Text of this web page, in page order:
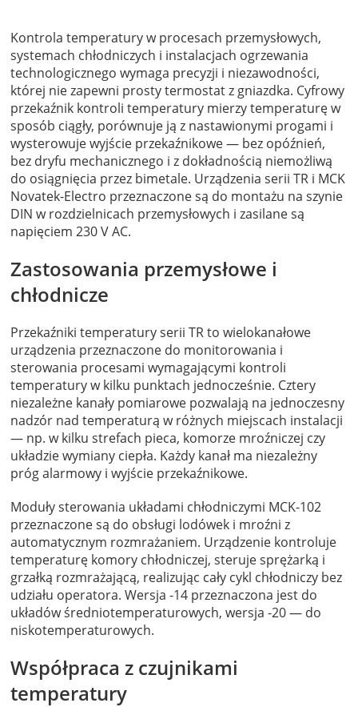
Kontrola temperatury w procesach przemysłowych,
systemach chłodniczych i instalacjach ogrzewania
technologicznego wymaga precyzji i niezawodności,
której nie zapewni prosty termostat z gniazdka. Cyfrowy
przekaźnik kontroli temperatury mierzy temperaturę w
sposób ciągły, porównuje ją z nastawionymi progami i
wysterowuje wyjście przekaźnikowe — bez opóźnień,
bez dryfu mechanicznego i z dokładnością niemożliwą
do osiągnięcia przez bimetale. Urządzenia serii TR i MCK
Novatek-Electro przeznaczone są do montażu na szynie
DIN w rozdzielnicach przemysłowych i zasilane są
napięciem 230 V AC.
Zastosowania przemysłowe i
chłodnicze
Przekaźniki temperatury serii TR to wielokanałowe
urządzenia przeznaczone do monitorowania i
sterowania procesami wymagającymi kontroli
temperatury w kilku punktach jednocześnie. Cztery
niezależne kanały pomiarowe pozwalają na jednoczesny
nadzór nad temperaturą w różnych miejscach instalacji
— np. w kilku strefach pieca, komorze mroźniczej czy
układzie wymiany ciepła. Każdy kanał ma niezależny
próg alarmowy i wyjście przekaźnikowe.
Moduły sterowania układami chłodniczymi MCK-102
przeznaczone są do obsługi lodówek i mroźni z
automatycznym rozmrażaniem. Urządzenie kontroluje
temperaturę komory chłodniczej, steruje sprężarką i
grzałką rozmrażającą, realizując cały cykl chłodniczy bez
udziału operatora. Wersja -14 przeznaczona jest do
układów średniotemperaturowych, wersja -20 — do
niskotemperaturowych.
Współpraca z czujnikami
temperatury